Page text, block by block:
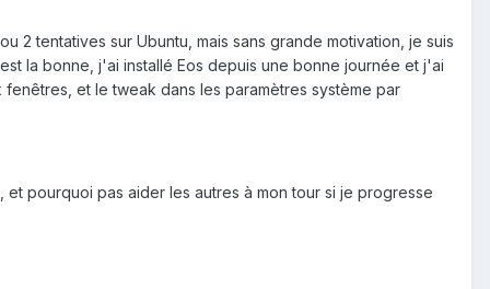
2 tentatives sur Ubuntu, mais sans grande motivation, je suis
la bonne, j'ai installé Eos depuis une bonne journée et j'ai
et le tweak dans les paramètres système par
pourquoi pas aider les autres à mon tour si je progresse